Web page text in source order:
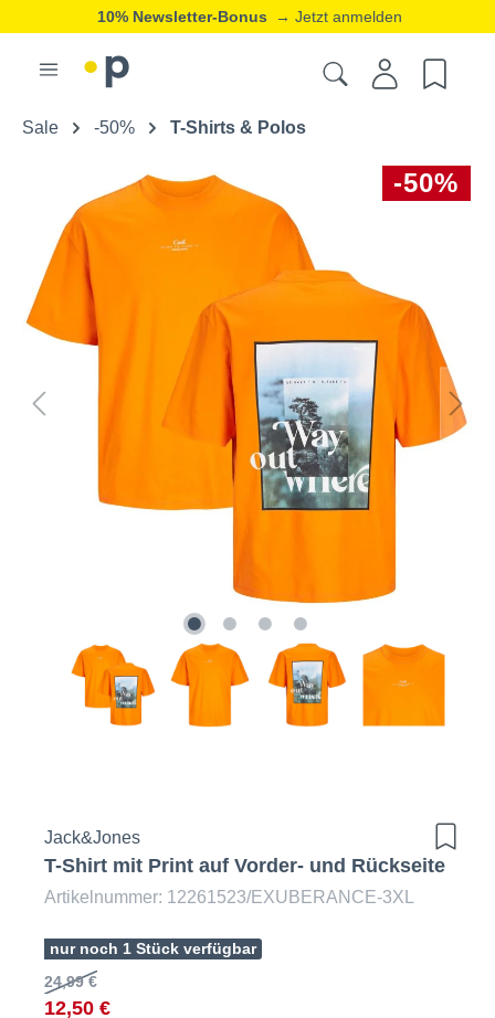
10% Newsletter-Bonus → Jetzt anmelden
Sale -50% T-Shirts & Polos
-50%
Jack&Jones
T-Shirt mit Print auf Vorder- und Rückseite
Artikelnummer: 12261523/EXUBERANCE-3XL
nur noch 1 Stück verfügbar
24,99 €
12,50 €